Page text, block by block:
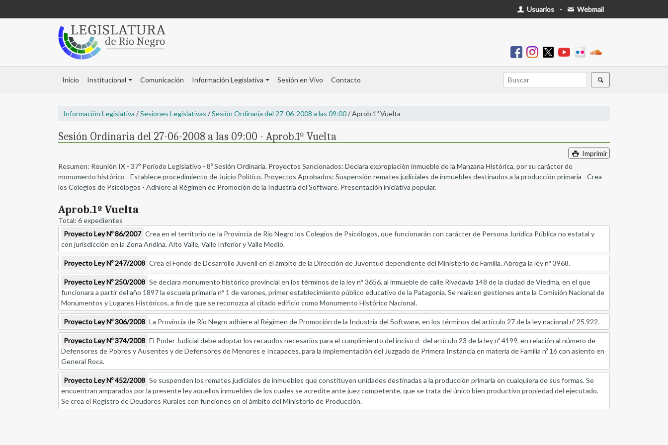
Usuarios - Webmail
Inicio Institucional Comunicación Información Legislativa Sesión en Vivo Contacto
Información Legislativa /Sesiones Legislativas /Sesión Ordinaria del 27-06-2008 a las 09:00/ Aprob.1º Vuelta
Sesión Ordinaria del 27-06-2008 a las 09:00 - Aprob.1º Vuelta
Imprimir
Resumen: Reunión IX - 37º Período Legislativo - 8º Sesión Ordinaria. Proyectos Sancionados: Declara expropiación inmueble de la Manzana Histórica, por su carácter de
monumento histórico - Establece procedimiento de Juicio Político. Proyectos Aprobados: Suspensión remates judiciales de inmuebles destinados a la producción primaria - Crea
los Colegios de Psicólogos - Adhiere al Régimen de Promoción de la Industria del Software. Presentación iniciativa popular.
Aprob.1º Vuelta
Total: 6 expedientes
Proyecto Ley Nº 86/2007 Crea en el territorio de la Provincia de Río Negro los Colegios de Psicólogos, que funcionarán con carácter de Persona Jurídica Pública no estatal y
con jurisdicción en la Zona Andina, Alto Valle, Valle Inferior y Valle Medio.
Proyecto Ley Nº 247/2008 Crea el Fondo de Desarrollo Juvenil en el ámbito de la Dirección de Juventud dependiente del Ministerio de Familia. Abroga la ley n° 3968.
Proyecto Ley Nº 250/2008 Se declara monumento histórico provincial en los términos de la ley n° 3656, al inmueble de calle Rivadavia 148 de la ciudad de Viedma, en el que
funcionara a partir del año 1897 la escuela primaria n° 1 de varones, primer establecimiento público educativo de la Patagonia. Se realicen gestiones ante la Comisión Nacional de
Monumentos y Lugares Históricos, a fin de que se reconozca al citado edificio como Monumento Histórico Nacional.
Proyecto Ley Nº 306/2008 La Provincia de Río Negro adhiere al Régimen de Promoción de la Industria del Software, en los términos del artículo 27 de la ley nacional nº 25.922.
Proyecto Ley Nº 374/2008 El Poder Judicial debe adoptar los recaudos necesarios para el cumplimiento del inciso d- del artículo 23 de la ley nº 4199, en relación al número de
Defensores de Pobres y Ausentes y de Defensores de Menores e Incapaces, para la implementación del Juzgado de Primera Instancia en materia de Familia nº 16 con asiento en
General Roca.
Proyecto Ley Nº 452/2008 Se suspenden los remates judiciales de inmuebles que constituyen unidades destinadas a la producción primaria en cualquiera de sus formas. Se
encuentran amparados por la presente ley aquellos inmuebles de los cuales se acredite ante juez competente, que se trata del único bien productivo propiedad del ejecutado.
Se crea el Registro de Deudores Rurales con funciones en el ámbito del Ministerio de Producción.